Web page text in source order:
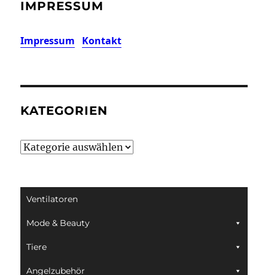
IMPRESSUM
Impressum Kontakt
KATEGORIEN
Kategorien
Ventilatoren
Mode & Beauty
Tiere
Angelzubehör